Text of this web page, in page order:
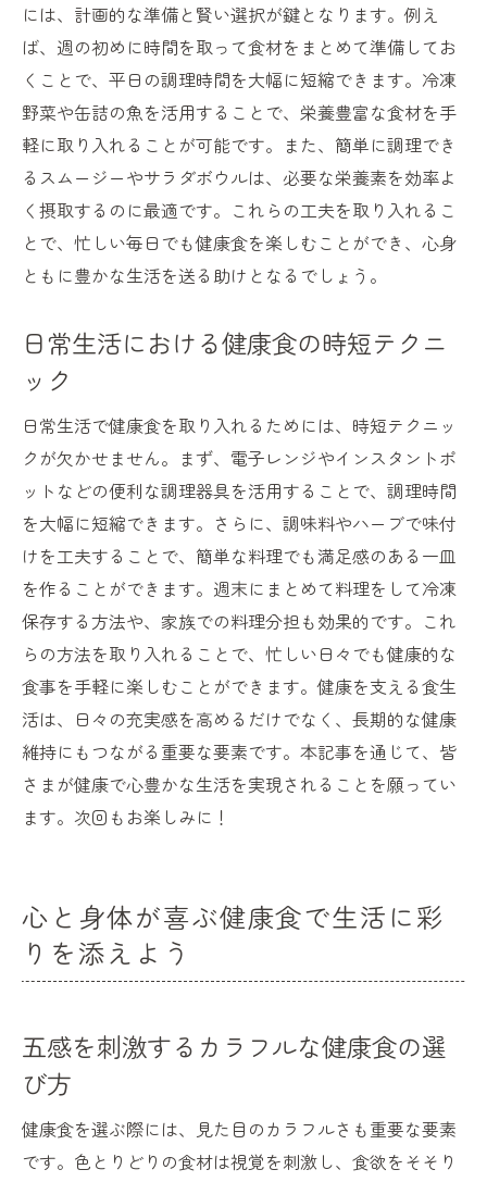
には、計画的な準備と賢い選択が鍵となります。例え
ば、週の初めに時間を取って食材をまとめて準備してお
くことで、平日の調理時間を大幅に短縮できます。冷凍
野菜や缶詰の魚を活用することで、栄養豊富な食材を手
軽に取り入れることが可能です。また、簡単に調理でき
るスムージーやサラダボウルは、必要な栄養素を効率よ
く摂取するのに最適です。これらの工夫を取り入れるこ
とで、忙しい毎日でも健康食を楽しむことができ、心身
ともに豊かな生活を送る助けとなるでしょう。
日常生活における健康食の時短テクニ
ック
日常生活で健康食を取り入れるためには、時短テクニッ
クが欠かせません。まず、電子レンジやインスタントポ
ットなどの便利な調理器具を活用することで、調理時間
を大幅に短縮できます。さらに、調味料やハーブで味付
けを工夫することで、簡単な料理でも満足感のある一皿
を作ることができます。週末にまとめて料理をして冷凍
保存する方法や、家族での料理分担も効果的です。これ
らの方法を取り入れることで、忙しい日々でも健康的な
食事を手軽に楽しむことができます。健康を支える食生
活は、日々の充実感を高めるだけでなく、長期的な健康
維持にもつながる重要な要素です。本記事を通じて、皆
さまが健康で心豊かな生活を実現されることを願ってい
ます。次回もお楽しみに！
心と身体が喜ぶ健康食で生活に彩
りを添えよう
五感を刺激するカラフルな健康食の選
び方
健康食を選ぶ際には、見た目のカラフルさも重要な要素
です。色とりどりの食材は視覚を刺激し、食欲をそそり